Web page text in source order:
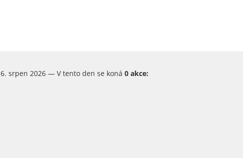
6. srpen 2026 — V tento den se koná 0 akce: